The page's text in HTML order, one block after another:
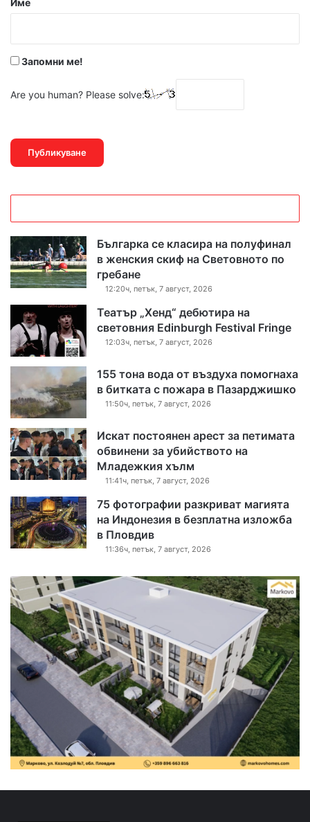
Име
Запомни ме!
Are you human? Please solve:
Българка се класира на полуфинал
в женския скиф на Световното по
гребане
12:20ч, петък, 7 август, 2026
Театър „Хенд“ дебютира на
световния Edinburgh Festival Fringe
12:03ч, петък, 7 август, 2026
155 тона вода от въздуха помогнаха
в битката с пожара в Пазарджишко
11:50ч, петък, 7 август, 2026
Искат постоянен арест за петимата
обвинени за убийството на
Младежкия хълм
11:41ч, петък, 7 август, 2026
75 фотографии разкриват магията
на Индонезия в безплатна изложба
в Пловдив
11:36ч, петък, 7 август, 2026